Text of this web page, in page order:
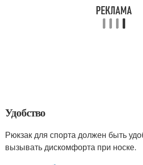
Удобство
Рюкзак для спорта должен быть
вызывать дискомфорта при носке.